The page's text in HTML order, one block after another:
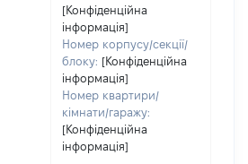
[Конфіденційна
інформація]
Номер корпусу/секції/
блоку: [Конфіденційна
інформація]
Номер квартири/
кімнати/гаражу:
[Конфіденційна
інформація]